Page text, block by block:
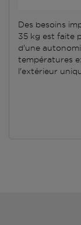
Des besoins
35 kg est faite
d'une
températures
l'extérieur